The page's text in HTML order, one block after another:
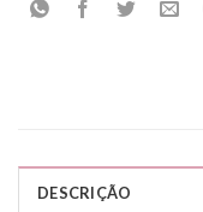
DESCRIÇÃO